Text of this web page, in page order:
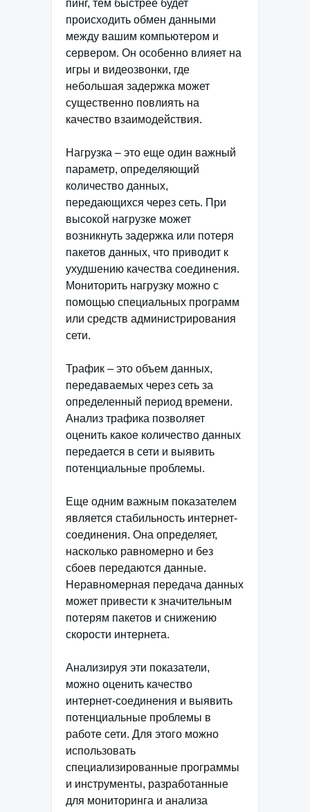
пинг, тем быстрее будет
происходить обмен данными
между вашим компьютером и
сервером. Он особенно влияет на
игры и видеозвонки, где
небольшая задержка может
существенно повлиять на
качество взаимодействия.
Нагрузка – это еще один важный
параметр, определяющий
количество данных,
передающихся через сеть. При
высокой нагрузке может
возникнуть задержка или потеря
пакетов данных, что приводит к
ухудшению качества соединения.
Мониторить нагрузку можно с
помощью специальных программ
или средств администрирования
сети.
Трафик – это объем данных,
передаваемых через сеть за
определенный период времени.
Анализ трафика позволяет
оценить какое количество данных
передается в сети и выявить
потенциальные проблемы.
Еще одним важным показателем
является стабильность интернет-
соединения. Она определяет,
насколько равномерно и без
сбоев передаются данные.
Неравномерная передача данных
может привести к значительным
потерям пакетов и снижению
скорости интернета.
Анализируя эти показатели,
можно оценить качество
интернет-соединения и выявить
потенциальные проблемы в
работе сети. Для этого можно
использовать
специализированные программы
и инструменты, разработанные
для мониторинга и анализа